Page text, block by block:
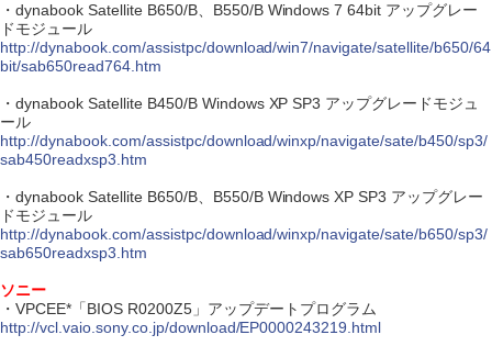
・dynabook Satellite B650/B、B550/B Windows 7 64bit アップグレー
ドモジュール
http://dynabook.com/assistpc/download/win7/navigate/satellite/b650/64
bit/sab650read764.htm
・dynabook Satellite B450/B Windows XP SP3 アップグレードモジュ
ール
http://dynabook.com/assistpc/download/winxp/navigate/sate/b450/sp3/
sab450readxsp3.htm
・dynabook Satellite B650/B、B550/B Windows XP SP3 アップグレー
ドモジュール
http://dynabook.com/assistpc/download/winxp/navigate/sate/b650/sp3/
sab650readxsp3.htm
ソニー
・VPCEE*「BIOS R0200Z5」アップデートプログラム
http://vcl.vaio.sony.co.jp/download/EP0000243219.html